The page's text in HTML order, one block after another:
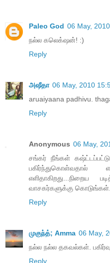
Paleo God 06 May,
நல்ல கலெக்‌ஷன்! :)
Reply
அஷீதா 06 May, 2010
aruaiyaana padhivu.
Reply
Anonymous 06 May,
சங்கர் நீங்கள்
வாசகர்களுக்கு
Reply
முகுந்த்; Amma 06 May,
நல்ல நல்ல தகவல்கள்.
Reply